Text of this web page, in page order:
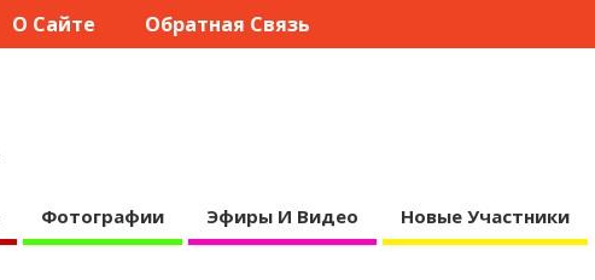
О Сайте Обратная Связь
Фотографии Эфиры И Видео Новые Участники